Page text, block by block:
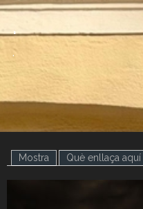
.
.
Mostra (pestanya activa)
Què enllaça aquí